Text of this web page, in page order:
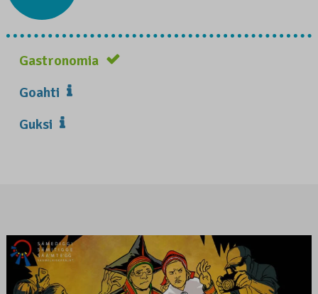
Gastronomia
Goahti
Guksi